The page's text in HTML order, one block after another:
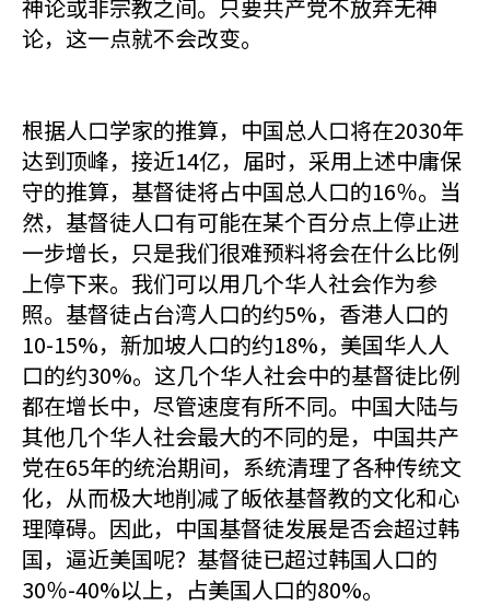
神论或非宗教之间。只要共产党不放弃无神
论，这一点就不会改变。
根据人口学家的推算，中国总人口将在2030年
达到顶峰，接近14亿，届时，采用上述中庸保
守的推算，基督徒将占中国总人口的16％。当
然，基督徒人口有可能在某个百分点上停止进
一步增长，只是我们很难预料将会在什么比例
上停下来。我们可以用几个华人社会作为参
照。基督徒占台湾人口的约5%，香港人口的
10-15%，新加坡人口的约18%，美国华人人
口的约30%。这几个华人社会中的基督徒比例
都在增长中，尽管速度有所不同。中国大陆与
其他几个华人社会最大的不同的是，中国共产
党在65年的统治期间，系统清理了各种传统文
化，从而极大地削减了皈依基督教的文化和心
理障碍。因此，中国基督徒发展是否会超过韩
国，逼近美国呢？基督徒已超过韩国人口的
30％-40%以上，占美国人口的80%。